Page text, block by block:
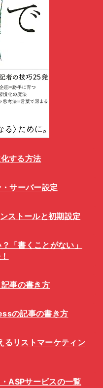
する方法
・サーバー設定
ストールと初期設定
「書くことがない」
事の書き方
の記事の書き方
るリストマーケティン
ASPサービスの一覧